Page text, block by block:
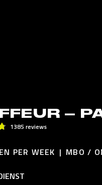
–
1385 reviews
PER WEEK
MBO /